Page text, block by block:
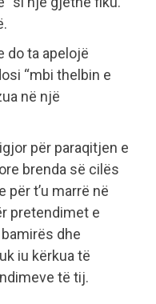
do ta apelojë
“mbi thelbin e
në një
për paraqitjen e
brenda së cilës
për t’u marrë në
pretendimet e
dhe
iu kërkua të
të tij.